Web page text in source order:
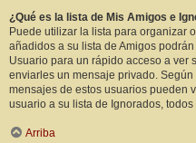
¿Qué es la lista de Mis Amigos e
Puede utilizar la lista para organizar
añadidos a su lista de Amigos
Usuario para un rápido acceso a ver
enviarles un mensaje privado.
mensajes de estos usuarios pueden
usuario a su lista de Ignorados,
Arriba